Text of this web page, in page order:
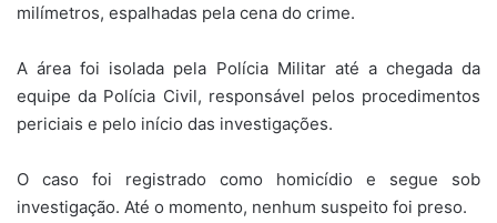
milímetros, espalhadas pela cena do crime.
A área foi isolada pela Polícia Militar até a chegada da
equipe da Polícia Civil, responsável pelos procedimentos
periciais e pelo início das investigações.
O caso foi registrado como homicídio e segue sob
investigação. Até o momento, nenhum suspeito foi preso.